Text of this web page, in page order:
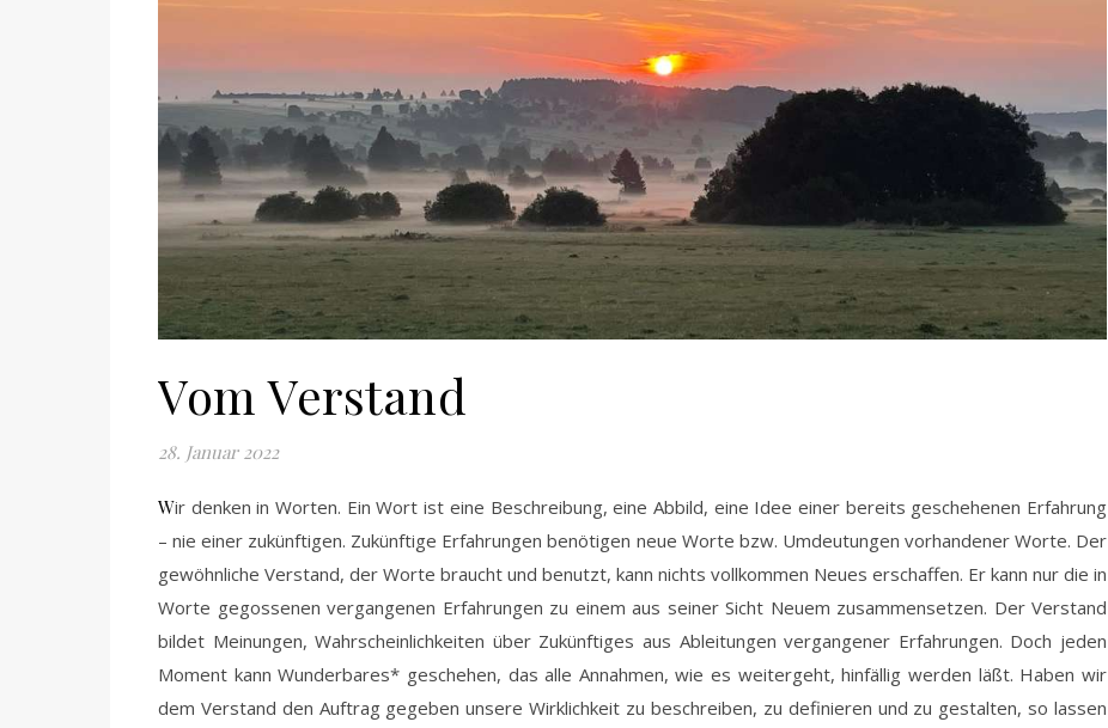
Vom Verstand
28. Januar 2022
Wir denken in Worten. Ein Wort ist eine Beschreibung, eine Abbild, eine Idee einer bereits geschehenen Erfahrung
– nie einer zukünftigen. Zukünftige Erfahrungen benötigen neue Worte bzw. Umdeutungen vorhandener Worte. Der
gewöhnliche Verstand, der Worte braucht und benutzt, kann nichts vollkommen Neues erschaffen. Er kann nur die in
Worte gegossenen vergangenen Erfahrungen zu einem aus seiner Sicht Neuem zusammensetzen. Der Verstand
bildet Meinungen, Wahrscheinlichkeiten über Zukünftiges aus Ableitungen vergangener Erfahrungen. Doch jeden
Moment kann Wunderbares* geschehen, das alle Annahmen, wie es weitergeht, hinfällig werden läßt. Haben wir
dem Verstand den Auftrag gegeben unsere Wirklichkeit zu beschreiben, zu definieren und zu gestalten, so lassen